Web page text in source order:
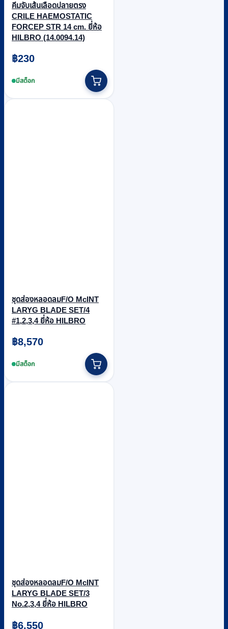
คีมจับเส้นเลือดปลายตรง
CRILE HAEMOSTATIC
FORCEP STR 14 cm. ยี่ห้อ
HILBRO (14.0094.14)
฿230
มีสต็อก
ชุดส่องหลอดลมF/O McINT
LARYG BLADE SET/4
#1,2,3,4 ยี่ห้อ HILBRO
฿8,570
มีสต็อก
ชุดส่องหลอดลมF/O McINT
LARYG BLADE SET/3
No.2,3,4 ยี่ห้อ HILBRO
฿6,550